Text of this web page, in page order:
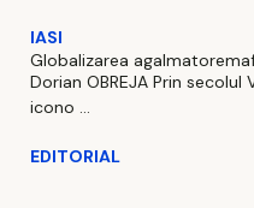
IASI
Globalizarea
Dorian OBREJA Prin
icono ...
EDITORIAL